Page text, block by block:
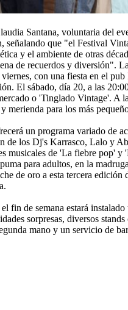
Santana, voluntaria del
señalando que "el Festival
y el ambiente de otras
de recuerdos y diversión".
con una fiesta en el
El sábado, día 20, a las
o 'Tinglado Vintage'. A
merienda para los más
un programa variado de
de los Dj's Karrasco, Lalo y
musicales de 'La fiebre pop' y
para adultos, en la
de oro a esta tercera edición
fin de semana estará
sorpresas, diversos
mano y un servicio de